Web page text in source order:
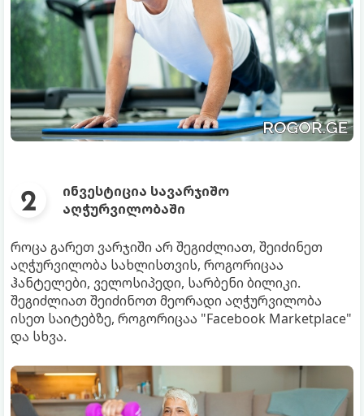
ინვესტიცია სავარჯიშო
აღჭურვილობაში
როცა გარეთ ვარჯიში არ შეგიძლიათ, შეიძინეთ
აღჭურვილობა სახლისთვის, როგორიცაა
ჰანტელები, ველოსიპედი, სარბენი ბილიკი.
შეგიძლიათ შეიძინოთ მეორადი აღჭურვილობა
ისეთ საიტებზე, როგორიცაა "Facebook Marketplace"
და სხვა.